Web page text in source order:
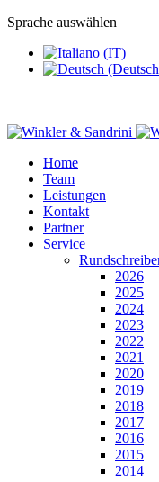
Sprache auswählen
Home
Team
Leistungen
Kontakt
Partner
Service
2026
2025
2024
2023
2022
2021
2020
2019
2018
2017
2016
2015
2014